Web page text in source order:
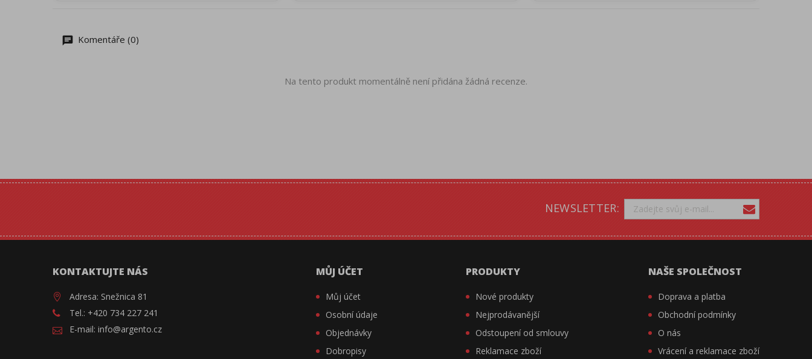
Komentáře (0)
Na tento produkt momentálně není přidána žádná recenze.
NEWSLETTER:
KONTAKTUJTE NÁS
Adresa: Snežnica 81
Tel.: +420 734 227 241
E-mail: info@argento.cz
MŮJ ÚČET
Můj účet
Osobní údaje
Objednávky
Dobropisy
PRODUKTY
Nové produkty
Nejprodávanější
Odstoupení od smlouvy
Reklamace zboží
NAŠE SPOLEČNOST
Doprava a platba
Obchodní podmínky
O nás
Vrácení a reklamace zboží